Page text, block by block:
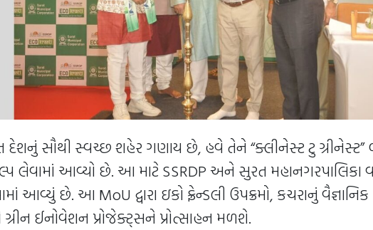
દેશનું સૌથી સ્વચ્છ શહેર ગણાય છે, હવે તેને “ક્લીનેસ્ટ ટુ ગ્રીનેસ્ટ”
લેવામાં આવ્યો છે. આ માટે SSRDP અને સુરત મહાનગરપાલિકા
આવ્યું છે. આ MoU દ્વારા ઇકો ફ્રેન્ડલી ઉપક્રમો, કચરાનું
ઈનોવેશન પ્રોજેક્ટ્સને પ્રોત્સાહન મળશે.